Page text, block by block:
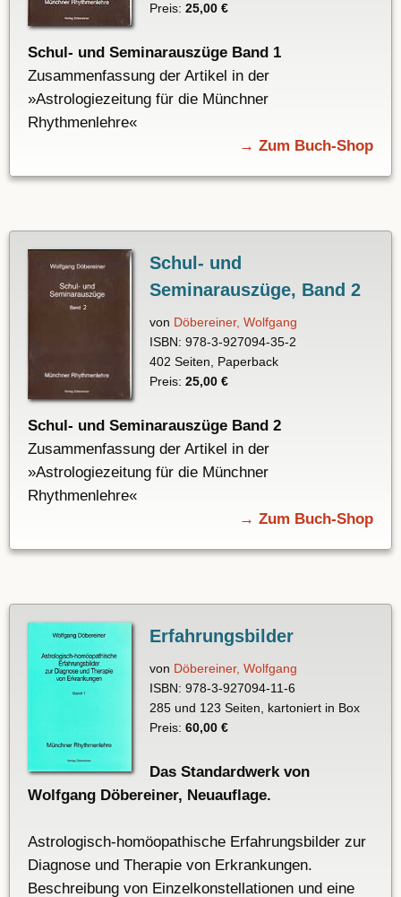
Preis: 25,00 €
Schul- und Seminarauszüge Band 1
Zusammenfassung der Artikel in der
»Astrologiezeitung für die Münchner
Rhythmenlehre«
→ Zum Buch-Shop
Schul- und
Seminarauszüge, Band 2
von Döbereiner, Wolfgang
ISBN: 978-3-927094-35-2
402 Seiten, Paperback
Preis: 25,00 €
Schul- und Seminarauszüge Band 2
Zusammenfassung der Artikel in der
»Astrologiezeitung für die Münchner
Rhythmenlehre«
→ Zum Buch-Shop
Erfahrungsbilder
von Döbereiner, Wolfgang
ISBN: 978-3-927094-11-6
285 und 123 Seiten, kartoniert in Box
Preis: 60,00 €
Das Standardwerk von
Wolfgang Döbereiner, Neuauflage.
Astrologisch-homöopathische Erfahrungsbilder zur
Diagnose und Therapie von Erkrankungen.
Beschreibung von Einzelkonstellationen und eine